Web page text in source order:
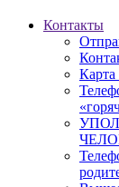
Контакты